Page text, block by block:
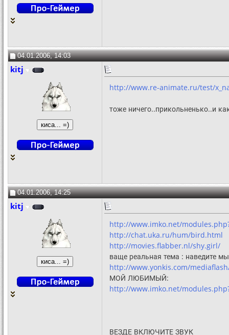
04.01.2006, 14:03
kitj
http://www.re-animate.ru/test/
тоже ничего..прикольненько..и
04.01.2006, 14:25
kitj
http://www.imko.net/
http://chat.uka.ru/hum/bird.html
http://movies.flabber.nl/shy.girl/
ваще реальная тема : наведите
http://www.yonkis.com/
МОЙ ЛЮБИМЫЙ:
http://www.imko.net/
ВЕЗДЕ ВКЛЮЧИТЕ ЗВУК